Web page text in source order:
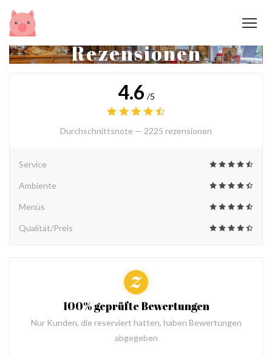
Rezensionen
4.6 /5
Durchschnittsnote — 2225 rezensionen
Service
Ambiente
Menüs
Qualität/Preis
100% geprüfte Bewertungen
Nur Kunden, die reserviert hatten, haben Bewertungen
abgegeben